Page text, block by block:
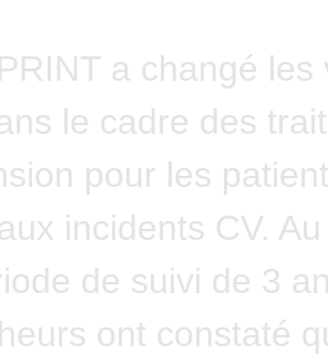
a changé les
le cadre des
pour les
incidents CV.
de suivi de 3
ont constaté